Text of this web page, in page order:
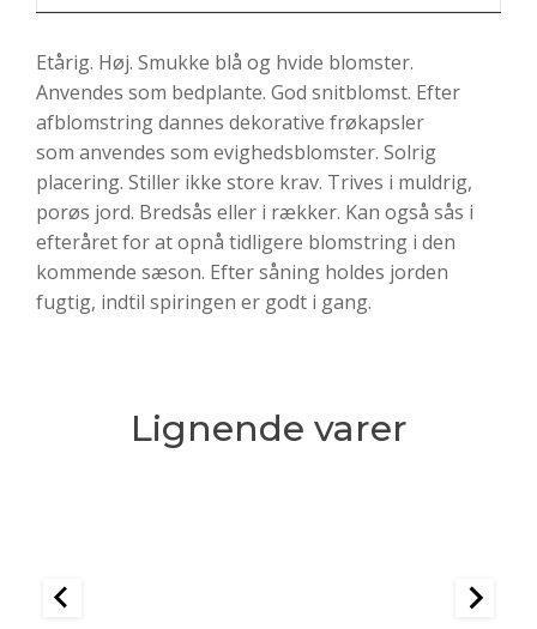
Etårig. Høj. Smukke blå og hvide blomster.
Anvendes som bedplante. God snitblomst. Efter
afblomstring dannes dekorative frøkapsler
som anvendes som evighedsblomster. Solrig
placering. Stiller ikke store krav. Trives i muldrig,
porøs jord. Bredsås eller i rækker. Kan også sås i
efteråret for at opnå tidligere blomstring i den
kommende sæson. Efter såning holdes jorden
fugtig, indtil spiringen er godt i gang.
Lignende varer